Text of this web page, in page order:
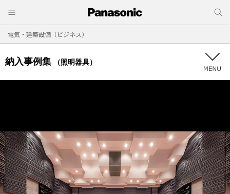
電気・建築設備（ビジネス）
納入事例集 （照明器具）